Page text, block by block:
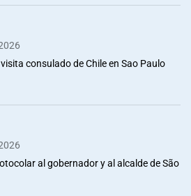
consulado de Chile en Sao Paulo
al gobernador y al alcalde de São